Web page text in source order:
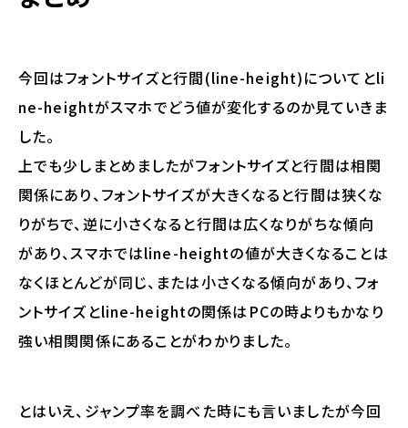
今回はフォントサイズと行間(line-height)についてとli
ne-heightがスマホでどう値が変化するのか見ていきま
した。
上でも少しまとめましたがフォントサイズと行間は相関
関係にあり、フォントサイズが大きくなると行間は狭くな
りがちで、逆に小さくなると行間は広くなりがちな傾向
があり、スマホではline-heightの値が大きくなることは
なくほとんどが同じ、または小さくなる傾向があり、フォ
ントサイズとline-heightの関係はPCの時よりもかなり
強い相関関係にあることがわかりました。
とはいえ、ジャンプ率を調べた時にも言いましたが今回